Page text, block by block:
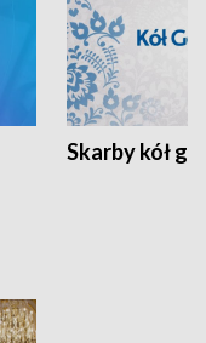
Skarby kół